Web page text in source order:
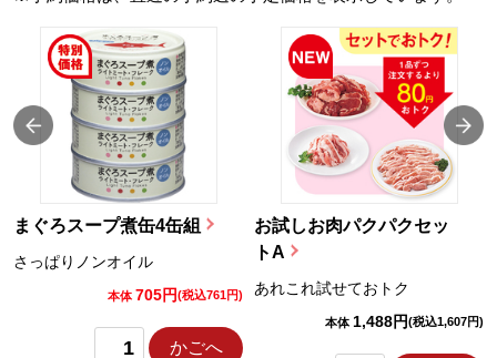
まぐろスープ煮缶4缶組
さっぱりノンオイル
本体 705円(税込761円)
かごへ
お試しお肉パクパクセッ
トA
あれこれ試せておトク
本体 1,488円(税込1,607円)